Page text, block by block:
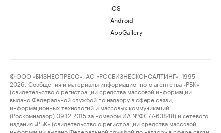
iOS
Android
AppGallery
© ООО «БИЗНЕСПРЕСС», АО «РОСБИЗНЕСКОНСАЛТИНГ», 1995–
2026. Сообщения и материалы информационного агентства «РБК»
(свидетельство о регистрации средства массовой информации
выдано Федеральной службой по надзору в сфере связи,
информационных технологий и массовых коммуникаций
(Роскомнадзор) 09.12.2015 за номером ИА №ФС77-63848) и сетевого
издания «РБК» (свидетельство о регистрации средства массовой
информации выдано Федеральной службой по надзору в сфере связи,